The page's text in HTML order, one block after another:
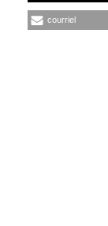
courriel